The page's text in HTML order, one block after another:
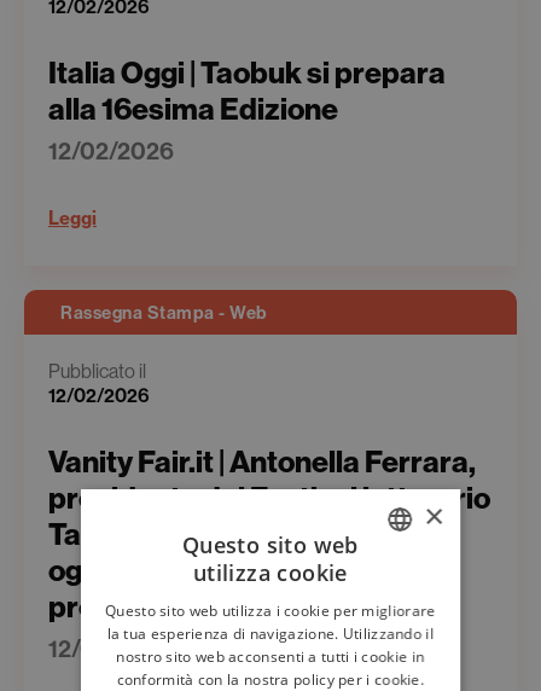
12/02/2026
Italia Oggi | Taobuk si prepara
alla 16esima Edizione
12/02/2026
Leggi
Rassegna Stampa - Web
Pubblicato il
12/02/2026
Vanity Fair.it | Antonella Ferrara,
presidente del Festival letterario
Taobuk “I territori che vincono
oggi sono quelli che sanno
produrre pensiero”
12/02/2026
ENGLISH
×
Questo sito web
utilizza cookie
Questo sito web utilizza i cookie per migliorare
la tua esperienza di navigazione. Utilizzando il
nostro sito web acconsenti a tutti i cookie in
conformità con la nostra policy per i cookie.